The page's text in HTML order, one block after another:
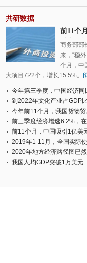
共研数据
前11个
以上外
15.5%
商务部部
来，“稳
个月，中
大项目722个，增长15.5%。 [
今年第三季度，中国经济
国有季度数据以来的新低
到2022年文化产业占GDP
经济支柱产业
今年前11个月，我国货物
元人民币，比去年同期增长
前三季度经济增速6.2%，
以上的经济体中增速最快
前11个月，中国吸引1亿美
个，增长15.5%
2019年1-11月，全国实际
币，同比增长6.0%
2020年地方经济路径图已
我国人均GDP突破1万美元